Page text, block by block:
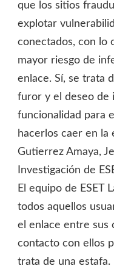
que los sitios
explotar
conectados, con lo
mayor riesgo de
enlace. Sí, se trata
furor y el deseo de
funcionalidad para
hacerlos caer en la
Gutierrez Amaya,
Investigación de
El equipo de ESET
todos aquellos
el enlace entre sus
contacto con ellos
trata de una estafa.